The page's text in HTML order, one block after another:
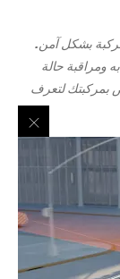
بشكل آمن.
ومراقبة حالة
بمركبتك لتعرف